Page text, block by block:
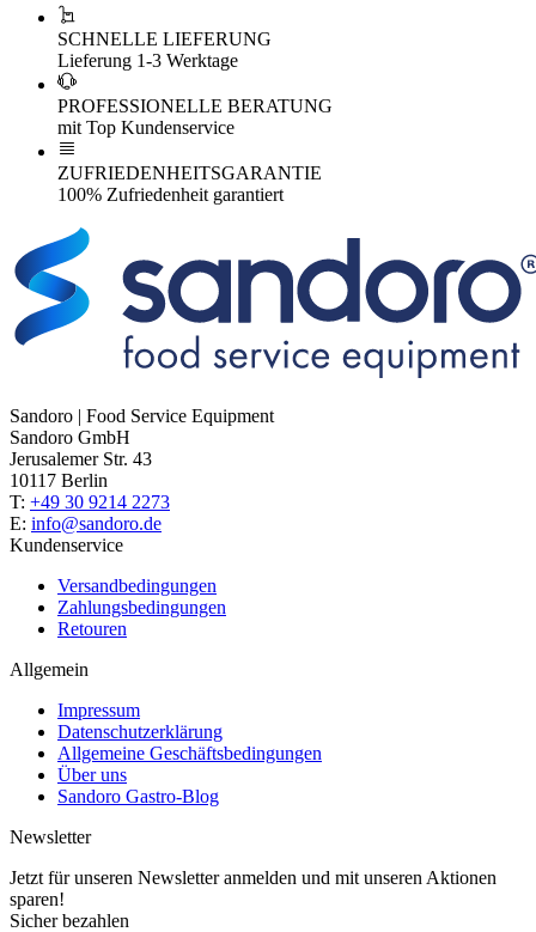
SCHNELLE LIEFERUNG
Lieferung 1-3 Werktage
PROFESSIONELLE BERATUNG
mit Top Kundenservice
ZUFRIEDENHEITSGARANTIE
100% Zufriedenheit garantiert
Sandoro | Food Service Equipment
Sandoro GmbH
Jerusalemer Str. 43
10117 Berlin
T: +49 30 9214 2273
E: info@sandoro.de
Kundenservice
Versandbedingungen
Zahlungsbedingungen
Retouren
Allgemein
Impressum
Datenschutzerklärung
Allgemeine Geschäftsbedingungen
Über uns
Sandoro Gastro-Blog
Newsletter
Jetzt für unseren Newsletter anmelden und mit unseren Aktionen
sparen!
Sicher bezahlen